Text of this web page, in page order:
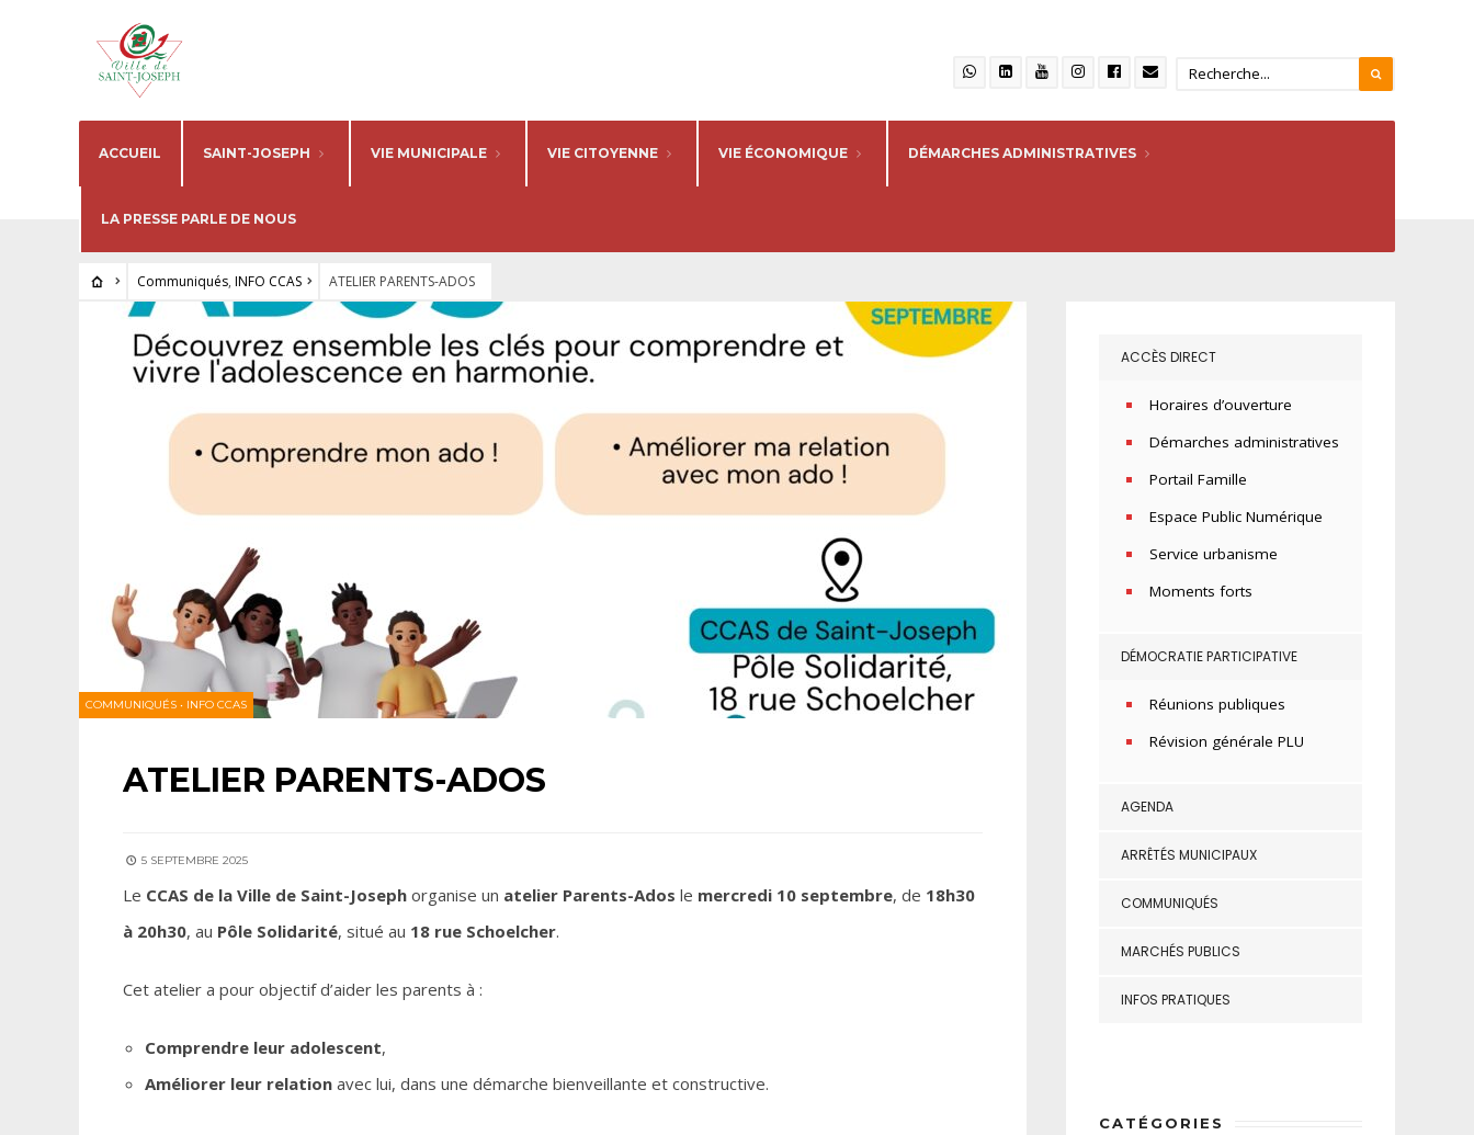
ACCUEIL SAINT-JOSEPH VIE MUNICIPALE VIE CITOYENNE VIE ÉCONOMIQUE DÉMARCHES ADMINISTRATIVES
LA PRESSE PARLE DE NOUS
Communiqués, INFO CCAS ATELIER PARENTS-ADOS
COMMUNIQUÉS • INFO CCAS
ATELIER PARENTS-ADOS
5 SEPTEMBRE 2025
Le CCAS de la Ville de Saint-Joseph organise un atelier Parents-Ados le mercredi 10 septembre, de 18h30
à 20h30, au Pôle Solidarité, situé au 18 rue Schoelcher.
Cet atelier a pour objectif d’aider les parents à :
Comprendre leur adolescent,
Améliorer leur relation avec lui, dans une démarche bienveillante et constructive.
ACCÈS DIRECT
Horaires d’ouverture
Démarches administratives
Portail Famille
Espace Public Numérique
Service urbanisme
Moments forts
DÉMOCRATIE PARTICIPATIVE
Réunions publiques
Révision générale PLU
AGENDA
ARRÊTÉS MUNICIPAUX
COMMUNIQUÉS
MARCHÉS PUBLICS
INFOS PRATIQUES
CATÉGORIES